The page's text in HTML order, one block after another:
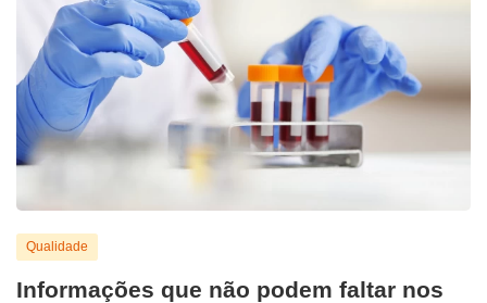
Qualidade
Informações que não podem faltar nos